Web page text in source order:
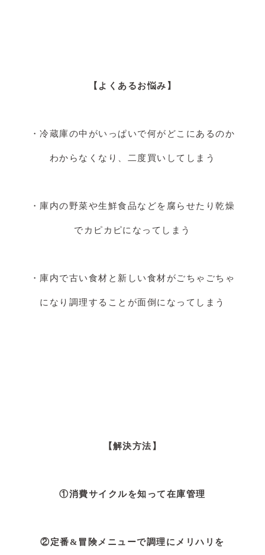
【よくあるお悩み】
・冷蔵庫の中がいっぱいで何がどこにあるのか
わからなくなり、二度買いしてしまう
・庫内の野菜や生鮮食品などを腐らせたり乾燥
でカピカピになってしまう
・庫内で古い食材と新しい食材がごちゃごちゃ
になり調理することが面倒になってしまう
【解決方法】
①消費サイクルを知って在庫管理
②定番&冒険メニューで調理にメリハリを